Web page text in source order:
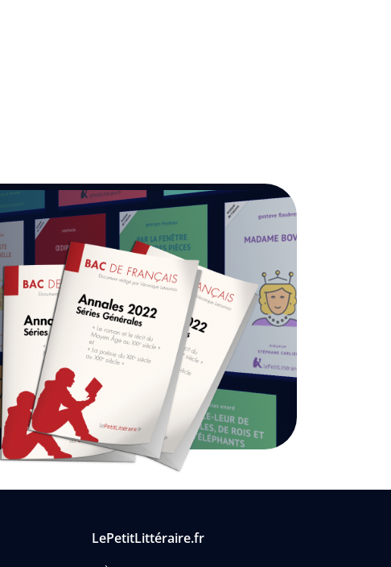
LePetitLittéraire.fr